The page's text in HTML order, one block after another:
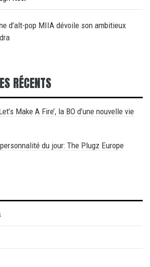
d’alt-pop MIIA dévoile son ambitieux
RÉCENTS
Make A Fire’, la BO d’une nouvelle vie
du jour: The Plugz Europe